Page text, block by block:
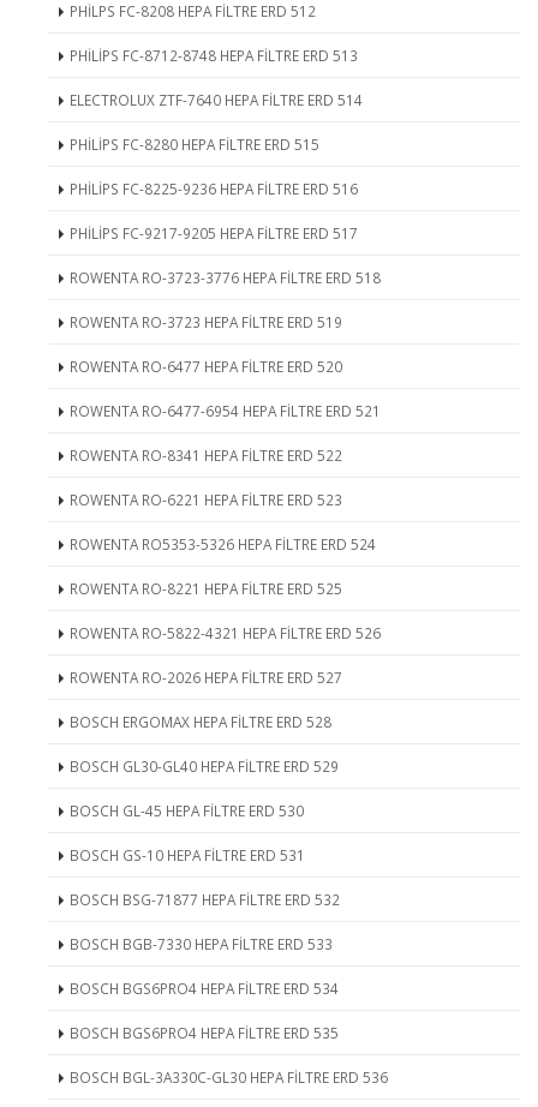
PHİLPS FC-8208 HEPA FİLTRE ERD 512
PHİLİPS FC-8712-8748 HEPA FİLTRE ERD 513
ELECTROLUX ZTF-7640 HEPA FİLTRE ERD 514
PHİLİPS FC-8280 HEPA FİLTRE ERD 515
PHİLİPS FC-8225-9236 HEPA FİLTRE ERD 516
PHİLİPS FC-9217-9205 HEPA FİLTRE ERD 517
ROWENTA RO-3723-3776 HEPA FİLTRE ERD 518
ROWENTA RO-3723 HEPA FİLTRE ERD 519
ROWENTA RO-6477 HEPA FİLTRE ERD 520
ROWENTA RO-6477-6954 HEPA FİLTRE ERD 521
ROWENTA RO-8341 HEPA FİLTRE ERD 522
ROWENTA RO-6221 HEPA FİLTRE ERD 523
ROWENTA RO5353-5326 HEPA FİLTRE ERD 524
ROWENTA RO-8221 HEPA FİLTRE ERD 525
ROWENTA RO-5822-4321 HEPA FİLTRE ERD 526
ROWENTA RO-2026 HEPA FİLTRE ERD 527
BOSCH ERGOMAX HEPA FİLTRE ERD 528
BOSCH GL30-GL40 HEPA FİLTRE ERD 529
BOSCH GL-45 HEPA FİLTRE ERD 530
BOSCH GS-10 HEPA FİLTRE ERD 531
BOSCH BSG-71877 HEPA FİLTRE ERD 532
BOSCH BGB-7330 HEPA FİLTRE ERD 533
BOSCH BGS6PRO4 HEPA FİLTRE ERD 534
BOSCH BGS6PRO4 HEPA FİLTRE ERD 535
BOSCH BGL-3A330C-GL30 HEPA FİLTRE ERD 536